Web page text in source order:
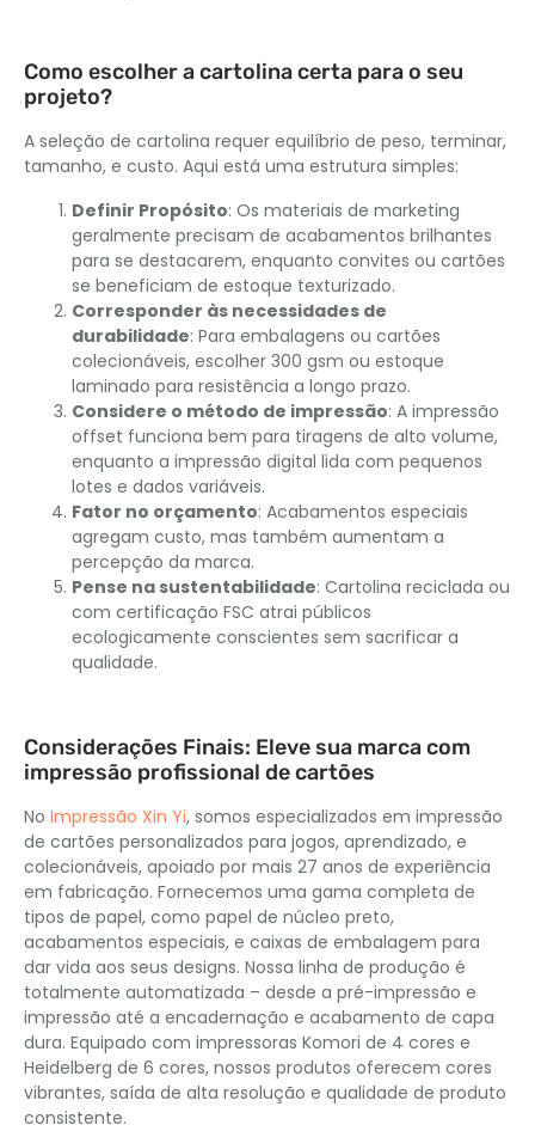
Como escolher a cartolina certa para o seu
projeto?
A seleção de cartolina requer equilíbrio de peso, terminar,
tamanho, e custo. Aqui está uma estrutura simples:
Definir Propósito: Os materiais de marketing
geralmente precisam de acabamentos brilhantes
para se destacarem, enquanto convites ou cartões
se beneficiam de estoque texturizado.
Corresponder às necessidades de
durabilidade: Para embalagens ou cartões
colecionáveis, escolher 300 gsm ou estoque
laminado para resistência a longo prazo.
Considere o método de impressão: A impressão
offset funciona bem para tiragens de alto volume,
enquanto a impressão digital lida com pequenos
lotes e dados variáveis.
Fator no orçamento: Acabamentos especiais
agregam custo, mas também aumentam a
percepção da marca.
Pense na sustentabilidade: Cartolina reciclada ou
com certificação FSC atrai públicos
ecologicamente conscientes sem sacrificar a
qualidade.
Considerações Finais: Eleve sua marca com
impressão profissional de cartões
No Impressão Xin Yi, somos especializados em impressão
de cartões personalizados para jogos, aprendizado, e
colecionáveis, apoiado por mais 27 anos de experiência
em fabricação. Fornecemos uma gama completa de
tipos de papel, como papel de núcleo preto,
acabamentos especiais, e caixas de embalagem para
dar vida aos seus designs. Nossa linha de produção é
totalmente automatizada – desde a pré-impressão e
impressão até a encadernação e acabamento de capa
dura. Equipado com impressoras Komori de 4 cores e
Heidelberg de 6 cores, nossos produtos oferecem cores
vibrantes, saída de alta resolução e qualidade de produto
consistente.